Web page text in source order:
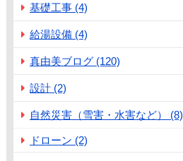
基礎工事 (4)
給湯設備 (4)
真由美ブログ (120)
設計 (2)
自然災害（雪害・水害など） (8)
ドローン (2)